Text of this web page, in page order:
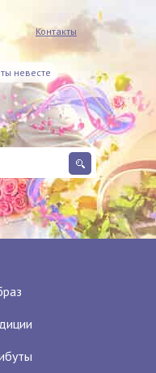
Контакты
невесте